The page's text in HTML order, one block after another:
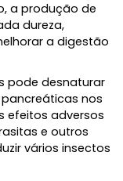
a produção de
dureza,
a digestão
pode desnaturar
nos
efeitos adversos
e outros
vários insectos